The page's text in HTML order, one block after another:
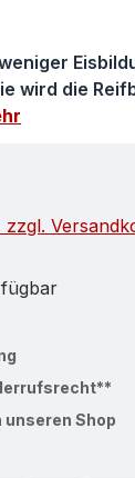
wird die
unseren Shop